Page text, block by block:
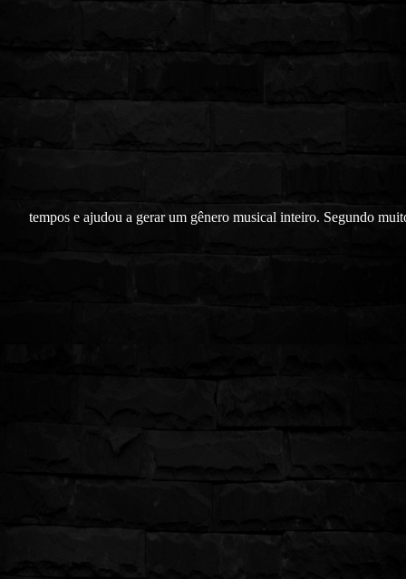
tempos e ajudou a gerar um gênero musical inteiro. Segundo